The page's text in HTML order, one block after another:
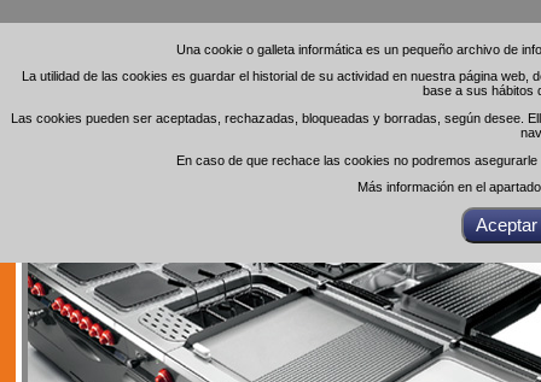
Una cookie o galleta informática es un pequeño archivo de
La utilidad de las cookies es guardar el historial de su actividad en nuestra página
base a sus hábitos
Las cookies pueden ser aceptadas, rechazadas, bloqueadas y borradas, según desee.
En caso de que rechace las cookies no podremos
Más información en el
Una cookie o galleta informática es un pequeño archivo de
La utilidad de las cookies es guardar el historial de su actividad en nuestra página
base a sus hábitos
Las cookies pueden ser aceptadas, rechazadas, bloqueadas y borradas, según desee.
En caso de que rechace las cookies no podremos
Más información en el